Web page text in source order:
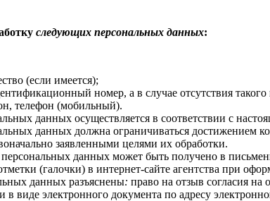
следующих персональных данных:
(если имеется);
номер, а в случае отсутствия
телефон (мобильный).
данных осуществляется в соответствии с
данных должна ограничиваться достижением
заявленными целями их обработки.
персональных данных может быть получено в
(галочки) в интернет-сайте агентства при
данных разъяснены: право на отзыв согласия
в виде электронного документа по адресу